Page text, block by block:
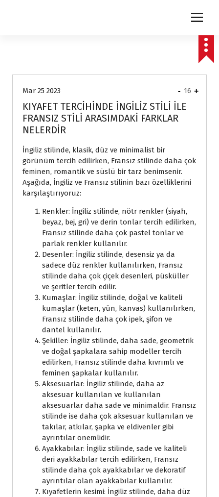
Mar 25 2023
KIYAFET TERCİHİNDE İNGİLİZ STİLİ İLE
FRANSIZ STİLİ ARASIMDAKİ FARKLAR
NELERDİR
İngiliz stilinde, klasik, düz ve minimalist bir
görünüm tercih edilirken, Fransız stilinde daha çok
feminen, romantik ve süslü bir tarz benimsenir.
Aşağıda, İngiliz ve Fransız stilinin bazı özelliklerini
karşılaştırıyoruz:
Renkler: İngiliz stilinde, nötr renkler (siyah,
beyaz, bej, gri) ve derin tonlar tercih edilirken,
Fransız stilinde daha çok pastel tonlar ve
parlak renkler kullanılır.
Desenler: İngiliz stilinde, desensiz ya da
sadece düz renkler kullanılırken, Fransız
stilinde daha çok çiçek desenleri, püsküller
ve şeritler tercih edilir.
Kumaşlar: İngiliz stilinde, doğal ve kaliteli
kumaşlar (keten, yün, kanvas) kullanılırken,
Fransız stilinde daha çok ipek, şifon ve
dantel kullanılır.
Şekiller: İngiliz stilinde, daha sade, geometrik
ve doğal şapkalara sahip modeller tercih
edilirken, Fransız stilinde daha kıvrımlı ve
feminen şapkalar kullanılır.
Aksesuarlar: İngiliz stilinde, daha az
aksesuar kullanılan ve kullanılan
aksesuarlar daha sade ve minimaldir. Fransız
stilinde ise daha çok aksesuar kullanılan ve
takılar, atkılar, şapka ve eldivenler gibi
ayrıntılar önemlidir.
Ayakkabılar: İngiliz stilinde, sade ve kaliteli
deri ayakkabılar tercih edilirken, Fransız
stilinde daha çok ayakkabılar ve dekoratif
ayrıntılar olan ayakkabılar kullanılır.
Kıyafetlerin kesimi: İngiliz stilinde, daha düz
- 16 +